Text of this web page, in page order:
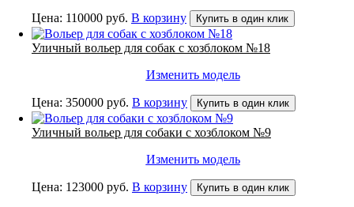
Цена: 110000 руб. В корзину Купить в один клик
Уличный вольер для собак с хозблоком №18
Изменить модель
Цена: 350000 руб. В корзину Купить в один клик
Уличный вольер для собаки с хозблоком №9
Изменить модель
Цена: 123000 руб. В корзину Купить в один клик